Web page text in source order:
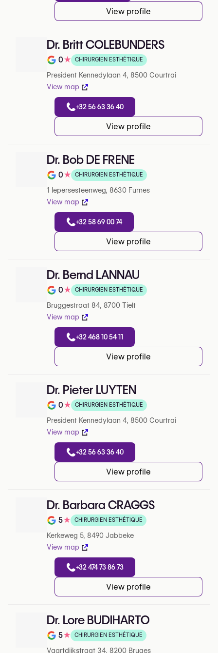
View profile
Dr. Britt COLEBUNDERS
Note de 0 sur 5 sur Google
0★ CHIRURGIEN ESTHÉTIQUE
President Kennedylaan 4, 8500 Courtrai
View map
+32 56 63 36 40
View profile
Dr. Bob DE FRENE
Note de 0 sur 5 sur Google
0★ CHIRURGIEN ESTHÉTIQUE
1 Iepersesteenweg, 8630 Furnes
View map
+32 58 69 00 74
View profile
Dr. Bernd LANNAU
Note de 0 sur 5 sur Google
0★ CHIRURGIEN ESTHÉTIQUE
Bruggestraat 84, 8700 Tielt
View map
+32 468 10 54 11
View profile
Dr. Pieter LUYTEN
Note de 0 sur 5 sur Google
0★ CHIRURGIEN ESTHÉTIQUE
President Kennedylaan 4, 8500 Courtrai
View map
+32 56 63 36 40
View profile
Dr. Barbara CRAGGS
Note de 5 sur 5 sur Google
5★ CHIRURGIEN ESTHÉTIQUE
Kerkeweg 5, 8490 Jabbeke
View map
+32 474 73 86 73
View profile
Dr. Lore BUDIHARTO
Note de 5 sur 5 sur Google
5★ CHIRURGIEN ESTHÉTIQUE
Vaartdijkstraat 34, 8200 Bruges